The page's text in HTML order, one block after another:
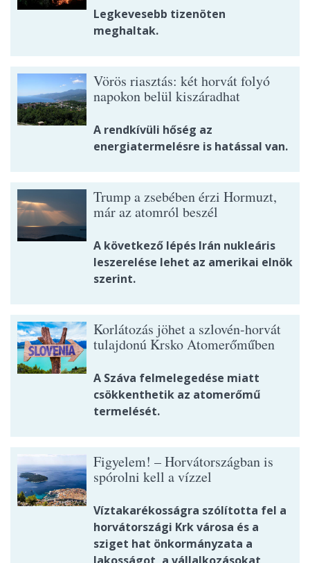
Legkevesebb tizenöten
meghaltak.
Vörös riasztás: két horvát folyó
napokon belül kiszáradhat
A rendkívüli hőség az
energiatermelésre is hatással van.
Trump a zsebében érzi Hormuzt,
már az atomról beszél
A következő lépés Irán nukleáris
leszerelése lehet az amerikai elnök
szerint.
Korlátozás jöhet a szlovén-horvát
tulajdonú Krsko Atomerőműben
A Száva felmelegedése miatt
csökkenthetik az atomerőmű
termelését.
Figyelem! – Horvátországban is
spórolni kell a vízzel
Víztakarékosságra szólította fel a
horvátországi Krk városa és a
sziget hat önkormányzata a